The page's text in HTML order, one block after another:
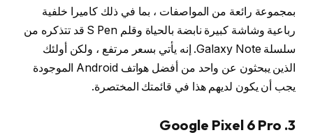
بمجموعة رائعة من المواصفات ، بما في ذلك كاميرا خلفية
رباعية وشاشة كبيرة نابضة بالحياة وقلم S Pen قد تتذكره من
سلسلة Galaxy Note. إنه يأتي بسعر مرتفع ، ولكن أولئك
الذين يبحثون عن واحد من أفضل هواتف Android الموجودة
يجب أن يكون لديهم هذا في قائمتك المختصرة.
3. Google Pixel 6 Pro